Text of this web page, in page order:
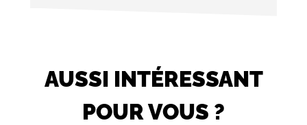
AUSSI INTÉRESSANT
POUR VOUS ?